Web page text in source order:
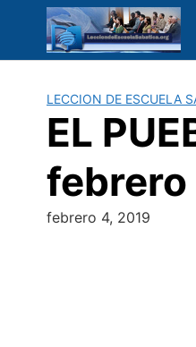
contenido
LECCION DE ESCUELA
EL
febrero
febrero 4, 2019